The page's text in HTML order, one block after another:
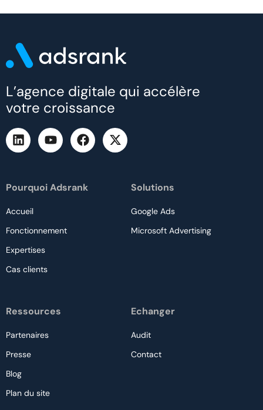
L’agence digitale qui accélère
votre croissance
Pourquoi Adsrank
Accueil
Fonctionnement
Expertises
Cas clients
Solutions
Google Ads
Microsoft Advertising
Ressources
Partenaires
Presse
Blog
Plan du site
Echanger
Audit
Contact